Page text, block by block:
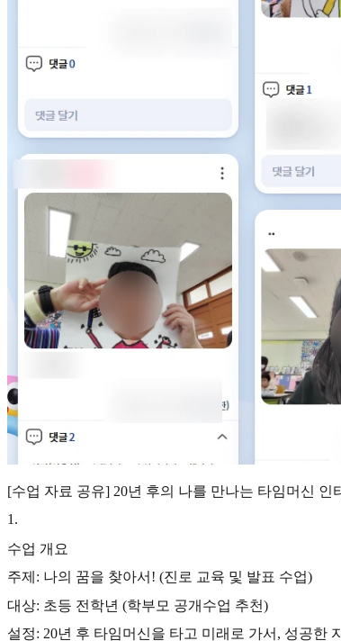
[수업 자료 공유] 20년 후의 나를 만나는 타임머신 인
1 .
수업 개요
주제: 나의 꿈을 찾아서! (진로 교육 및 발표 수업)
대상: 초등 전학년 (학부모 공개수업 추천)
설정: 20년 후 타임머신을 타고 미래로 가서, 성공한